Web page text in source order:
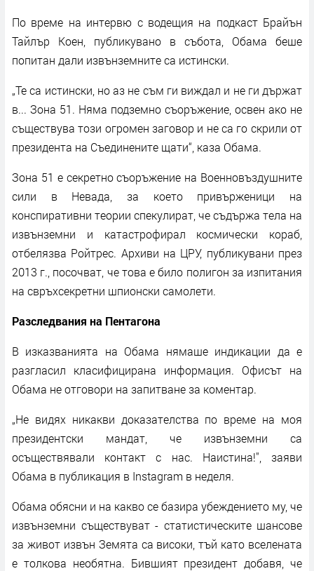
По време на интервю с водещия на подкаст Брайън
Тайлър Коен, публикувано в събота, Обама беше
попитан дали извънземните са истински.
„Те са истински, но аз не съм ги виждал и не ги държат
в... Зона 51. Няма подземно съоръжение, освен ако не
съществува този огромен заговор и не са го скрили от
президента на Съединените щати“, каза Обама.
Зона 51 е секретно съоръжение на Военновъздушните
сили в Невада, за което привърженици на
конспиративни теории спекулират, че съдържа тела на
извънземни и катастрофирал космически кораб,
отбелязва Ройтрес. Архиви на ЦРУ, публикувани през
2013 г., посочват, че това е било полигон за изпитания
на свръхсекретни шпионски самолети.
Разследвания на Пентагона
В изказванията на Обама нямаше индикации да е
разгласил класифицирана информация. Офисът на
Обама не отговори на запитване за коментар.
„Не видях никакви доказателства по време на моя
президентски мандат, че извънземни са
осъществявали контакт с нас. Наистина!", заяви
Обама в публикация в Instagram в неделя.
Обама обясни и на какво се базира убеждението му, че
извънземни съществуват - статистическите шансове
за живот извън Земята са високи, тъй като вселената
е толкова необятна. Бившият президент добавя, че